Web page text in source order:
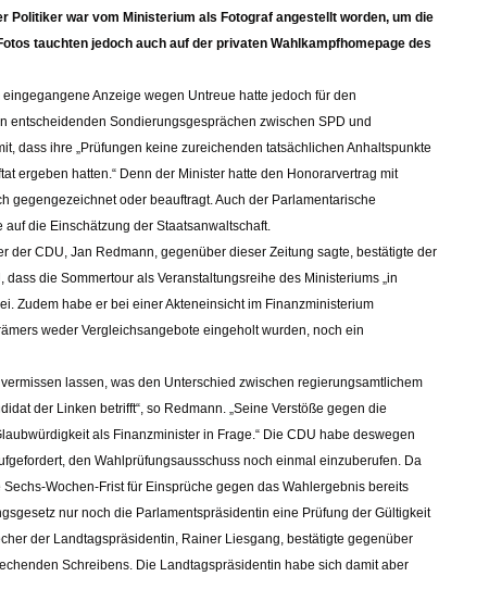
Politiker war vom Ministerium als Fotograf angestellt worden, um die
tauchten jedoch auch auf der privaten Wahlkampfhomepage des
Anzeige wegen Untreue hatte jedoch für den
entscheidenden Sondierungsgesprächen zwischen SPD und
dass ihre „Prüfungen keine zureichenden tatsächlichen Anhaltspunkte
ergeben hatten.“ Denn der Minister hatte den Honorarvertrag mit
gegengezeichnet oder beauftragt. Auch der Parlamentarische
die Einschätzung der Staatsanwaltschaft.
der CDU, Jan Redmann, gegenüber dieser Zeitung sagte, bestätigte der
die Sommertour als Veranstaltungsreihe des Ministeriums „in
Zudem habe er bei einer Akteneinsicht im Finanzministerium
weder Vergleichsangebote eingeholt wurden, noch ein
lassen, was den Unterschied zwischen regierungsamtlichem
der Linken betrifft“, so Redmann. „Seine Verstöße gegen die
als Finanzminister in Frage.“ Die CDU habe deswegen
den Wahlprüfungsausschuss noch einmal einzuberufen. Da
Wochen-Frist für Einsprüche gegen das Wahlergebnis bereits
nur noch die Parlamentspräsidentin eine Prüfung der Gültigkeit
der Landtagspräsidentin, Rainer Liesgang, bestätigte gegenüber
Schreibens. Die Landtagspräsidentin habe sich damit aber